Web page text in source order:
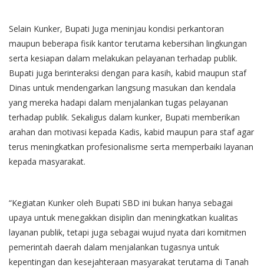
Selain Kunker, Bupati Juga meninjau kondisi perkantoran
maupun beberapa fisik kantor terutama kebersihan lingkungan
serta kesiapan dalam melakukan pelayanan terhadap publik.
Bupati juga berinteraksi dengan para kasih, kabid maupun staf
Dinas untuk mendengarkan langsung masukan dan kendala
yang mereka hadapi dalam menjalankan tugas pelayanan
terhadap publik. Sekaligus dalam kunker, Bupati memberikan
arahan dan motivasi kepada Kadis, kabid maupun para staf agar
terus meningkatkan profesionalisme serta memperbaiki layanan
kepada masyarakat.
“Kegiatan Kunker oleh Bupati SBD ini bukan hanya sebagai
upaya untuk menegakkan disiplin dan meningkatkan kualitas
layanan publik, tetapi juga sebagai wujud nyata dari komitmen
pemerintah daerah dalam menjalankan tugasnya untuk
kepentingan dan kesejahteraan masyarakat terutama di Tanah